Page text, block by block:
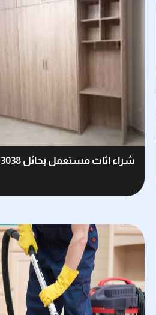
شراء اثاث مستعمل بحائل 0558773038